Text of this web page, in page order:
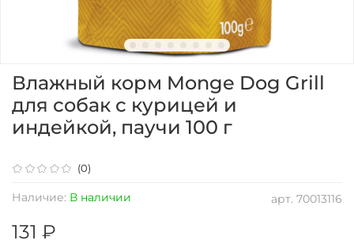
(0)
арт. 70013116
Наличие: В наличии
Влажный корм Monge Dog Grill
для собак с курицей и
индейкой, паучи 100 г
131 ₽